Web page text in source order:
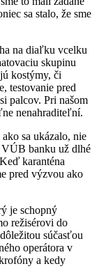
sa stalo, že sme
na diaľku vcelku
skupinu
kostýmy, či
testovanie pred
palcov. Pri našom
nenahraditeľní.
sa ukázalo, nie
VÚB banku už dlhé
karanténa
pred výzvou ako
je schopný
režisérovi do
súčasťou
operátora v
a kedy